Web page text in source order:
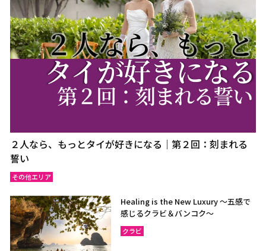
２人なら、もっとタイが好きになる｜第２回：刻まれる
誓い
その他エリア
Healing is the New Luxury ～五感で
感じるクラビ＆バンコク～
クラビ